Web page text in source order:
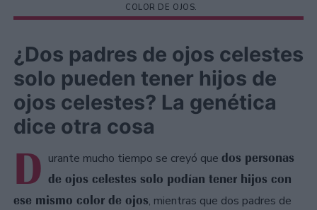
COLOR DE OJOS.
¿Dos padres de ojos celestes
solo pueden tener hijos de
ojos celestes? La genética
dice otra cosa
D urante mucho tiempo se creyó que dos personas
de ojos celestes solo podían tener hijos con
ese mismo color de ojos, mientras que dos padres de